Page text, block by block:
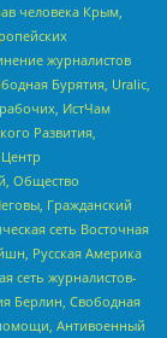
человека Крым,
журналистов
Бурятия, Uralic,
ИстЧам
Развития,
Общество
Гражданский
сеть Восточная
Русская Америка
сеть журналистов-
Берлин, Свободная
Антивоенный